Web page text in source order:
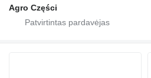
Agro Części